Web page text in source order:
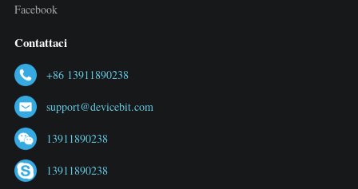
Facebook
Contattaci
+86 13911890238
support@devicebit.com
13911890238
13911890238